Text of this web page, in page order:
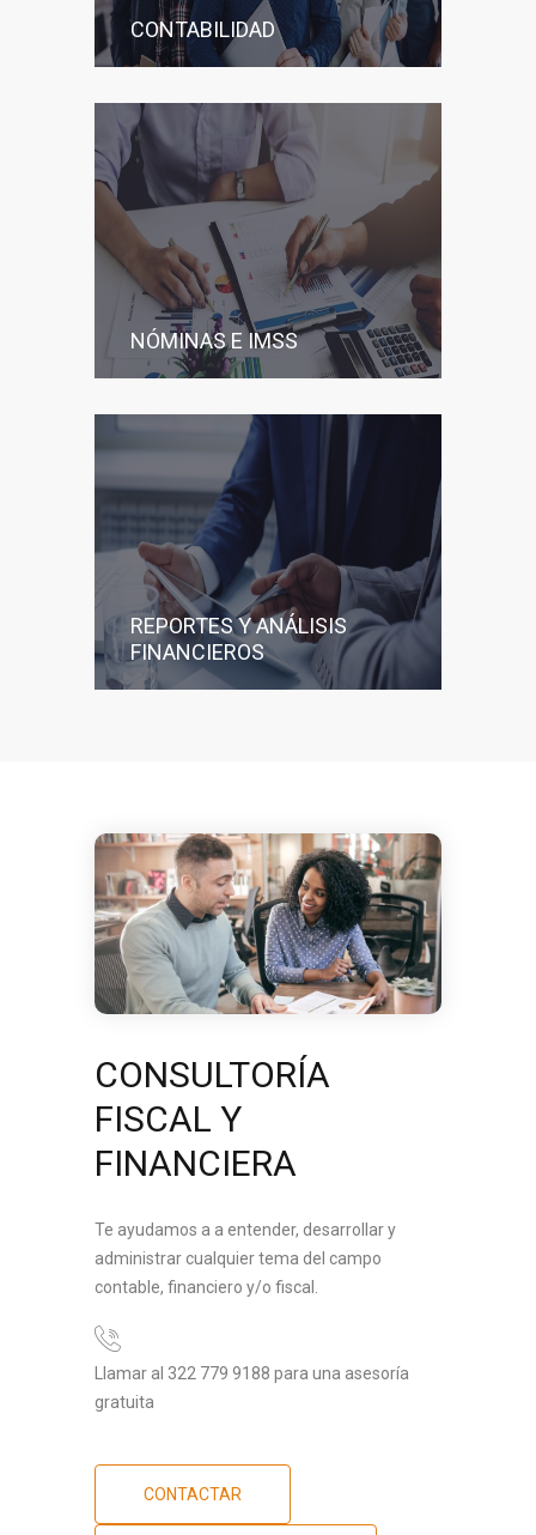
CONTABILIDAD
NÓMINAS E IMSS
REPORTES Y ANÁLISIS
FINANCIEROS
CONSULTORÍA
FISCAL Y
FINANCIERA
Te ayudamos a a entender, desarrollar y
administrar cualquier tema del campo
contable, financiero y/o fiscal.
Llamar al 322 779 9188 para una asesoría
gratuita
CONTACTAR